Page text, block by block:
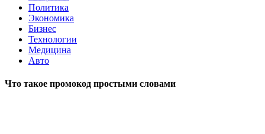
Политика
Экономика
Бизнес
Технологии
Медицина
Авто
Что такое промокод простыми словами